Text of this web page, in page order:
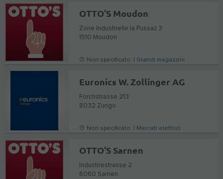
OTTO'S Moudon
Zone Industrielle la Pussaz 3
1510 Moudon
Non specificato | Grandi magazzini
Euronics W. Zollinger AG
Forchstrasse 213
8032 Zurigo
Non specificato | Mercati elettrici
OTTO'S Sarnen
Industriestrasse 2
6060 Sarnen